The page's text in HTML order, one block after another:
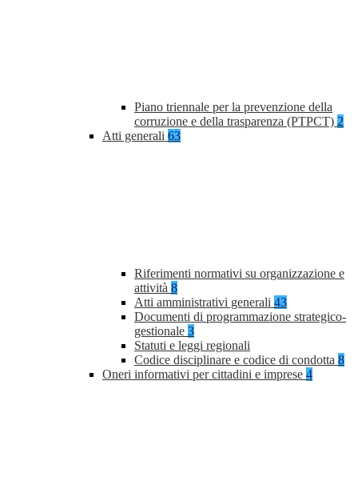
Piano triennale per la prevenzione della
corruzione e della trasparenza (PTPCT) 2
Atti generali 63
Riferimenti normativi su organizzazione e
attività 8
Atti amministrativi generali 43
Documenti di programmazione strategico-
gestionale 3
Statuti e leggi regionali
Codice disciplinare e codice di condotta 8
Oneri informativi per cittadini e imprese 4